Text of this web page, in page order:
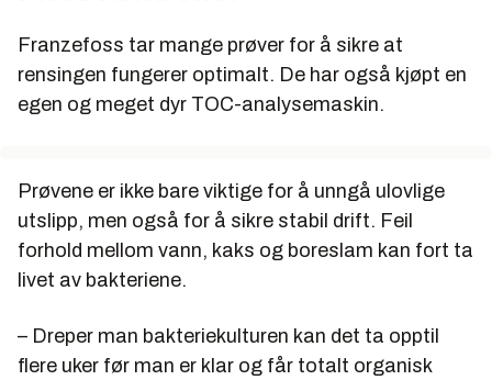
Franzefoss tar mange prøver for å sikre at
rensingen fungerer optimalt. De har også kjøpt en
egen og meget dyr TOC-analysemaskin.
Prøvene er ikke bare viktige for å unngå ulovlige
utslipp, men også for å sikre stabil drift. Feil
forhold mellom vann, kaks og boreslam kan fort ta
livet av bakteriene.
– Dreper man bakteriekulturen kan det ta opptil
flere uker før man er klar og får totalt organisk